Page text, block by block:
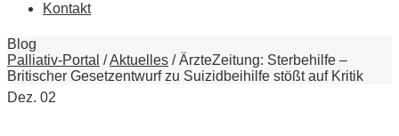
Kontakt
Blog
Palliativ-Portal /Aktuelles /ÄrzteZeitung: Sterbehilfe –
Britischer Gesetzentwurf zu Suizidbeihilfe stößt auf Kritik
Dez. 02